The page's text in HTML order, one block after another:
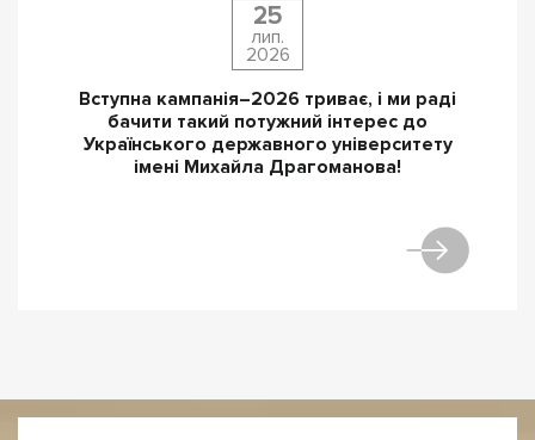
25
лип.
2026
Вступна кампанія–2026 триває, і ми раді
бачити такий потужний інтерес до
Українського державного університету
імені Михайла Драгоманова!